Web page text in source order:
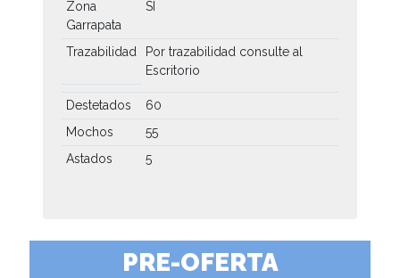
Zona
Garrapata
SI
Trazabilidad
Por trazabilidad consulte al
Escritorio
Destetados
60
Mochos
55
Astados
5
PRE-OFERTA